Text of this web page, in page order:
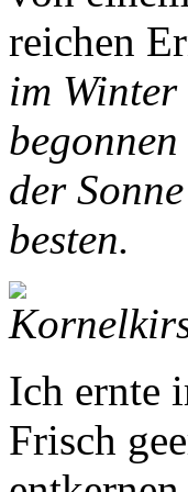
reichen
im
der
besten.
Ich ernte
Frisch